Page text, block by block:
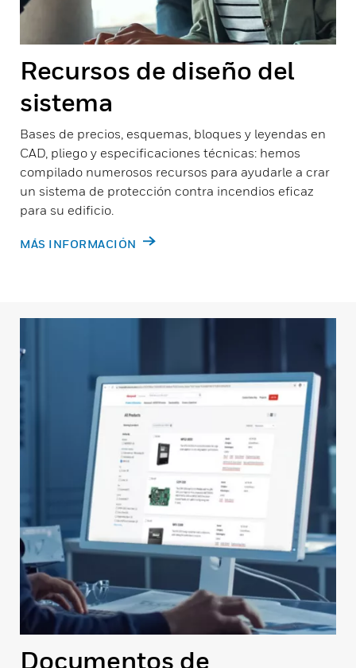
Recursos de diseño del
sistema
Bases de precios, esquemas, bloques y leyendas en
CAD, pliego y especificaciones técnicas: hemos
compilado numerosos recursos para ayudarle a crar
un sistema de protección contra incendios eficaz
para su edificio.
MÁS INFORMACIÓN
Documentos de